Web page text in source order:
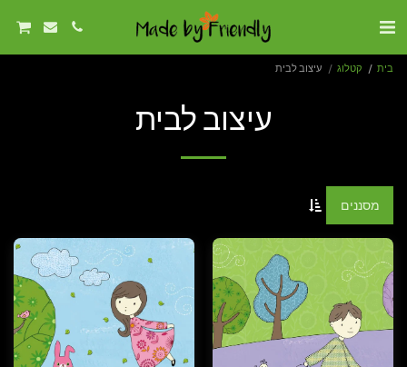
בית קטלוג עיצוב לבית
עיצוב לבית
מסננים